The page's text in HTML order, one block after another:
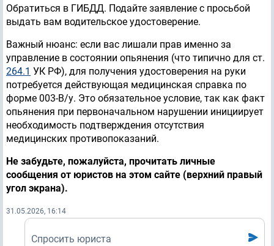
Обратиться в ГИБДД. Подайте заявление с просьбой
выдать вам водительское удостоверение.
Важный нюанс: если вас лишали прав именно за
управление в состоянии опьянения (что типично для ст.
264.1 УК РФ), для получения удостоверения на руки
потребуется действующая медицинская справка по
форме 003-В/у. Это обязательное условие, так как факт
опьянения при первоначальном нарушении инициирует
необходимость подтверждения отсутствия
медицинских противопоказаний.
Не забудьте, пожалуйста, прочитать личные
сообщения от юристов на этом сайте (верхний правый
угол экрана).
31.05.2026, 16:14
Спросить юриста